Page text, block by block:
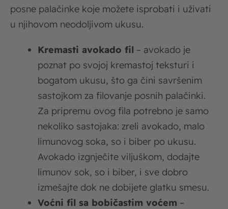
posne palačinke koje možete isprobati i uživati
u njihovom neodoljivom ukusu.
Kremasti avokado fil – avokado je
poznat po svojoj kremastoj teksturi i
bogatom ukusu, što ga čini savršenim
sastojkom za filovanje posnih palačinki.
Za pripremu ovog fila potrebno je samo
nekoliko sastojaka: zreli avokado, malo
limunovog soka, so i biber po ukusu.
Avokado izgnječite viljuškom, dodajte
limunov sok, so i biber, i sve dobro
izmešajte dok ne dobijete glatku smesu.
Voćni fil sa bobičastim voćem –